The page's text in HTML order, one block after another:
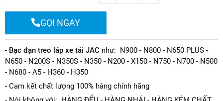
GỌI NGAY
- Bạc đạn treo láp xe tải JAC như: N900 - N800 - N650 PLUS -
N650 - N200S - N350S - N350 - N200 - X150 - N750 - N700 - N500
- N680 - A5 - H360 - H350
- Cam kết chất lượng 100% hàng chính hãng